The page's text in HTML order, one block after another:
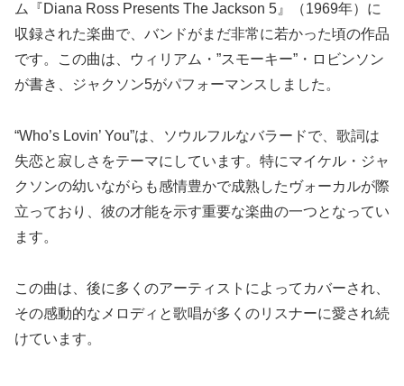
ム『Diana Ross Presents The Jackson 5』（1969年）に
収録された楽曲で、バンドがまだ非常に若かった頃の作品
です。この曲は、ウィリアム・”スモーキー”・ロビンソン
が書き、ジャクソン5がパフォーマンスしました。
“Who’s Lovin’ You”は、ソウルフルなバラードで、歌詞は
失恋と寂しさをテーマにしています。特にマイケル・ジャ
クソンの幼いながらも感情豊かで成熟したヴォーカルが際
立っており、彼の才能を示す重要な楽曲の一つとなってい
ます。
この曲は、後に多くのアーティストによってカバーされ、
その感動的なメロディと歌唱が多くのリスナーに愛され続
けています。